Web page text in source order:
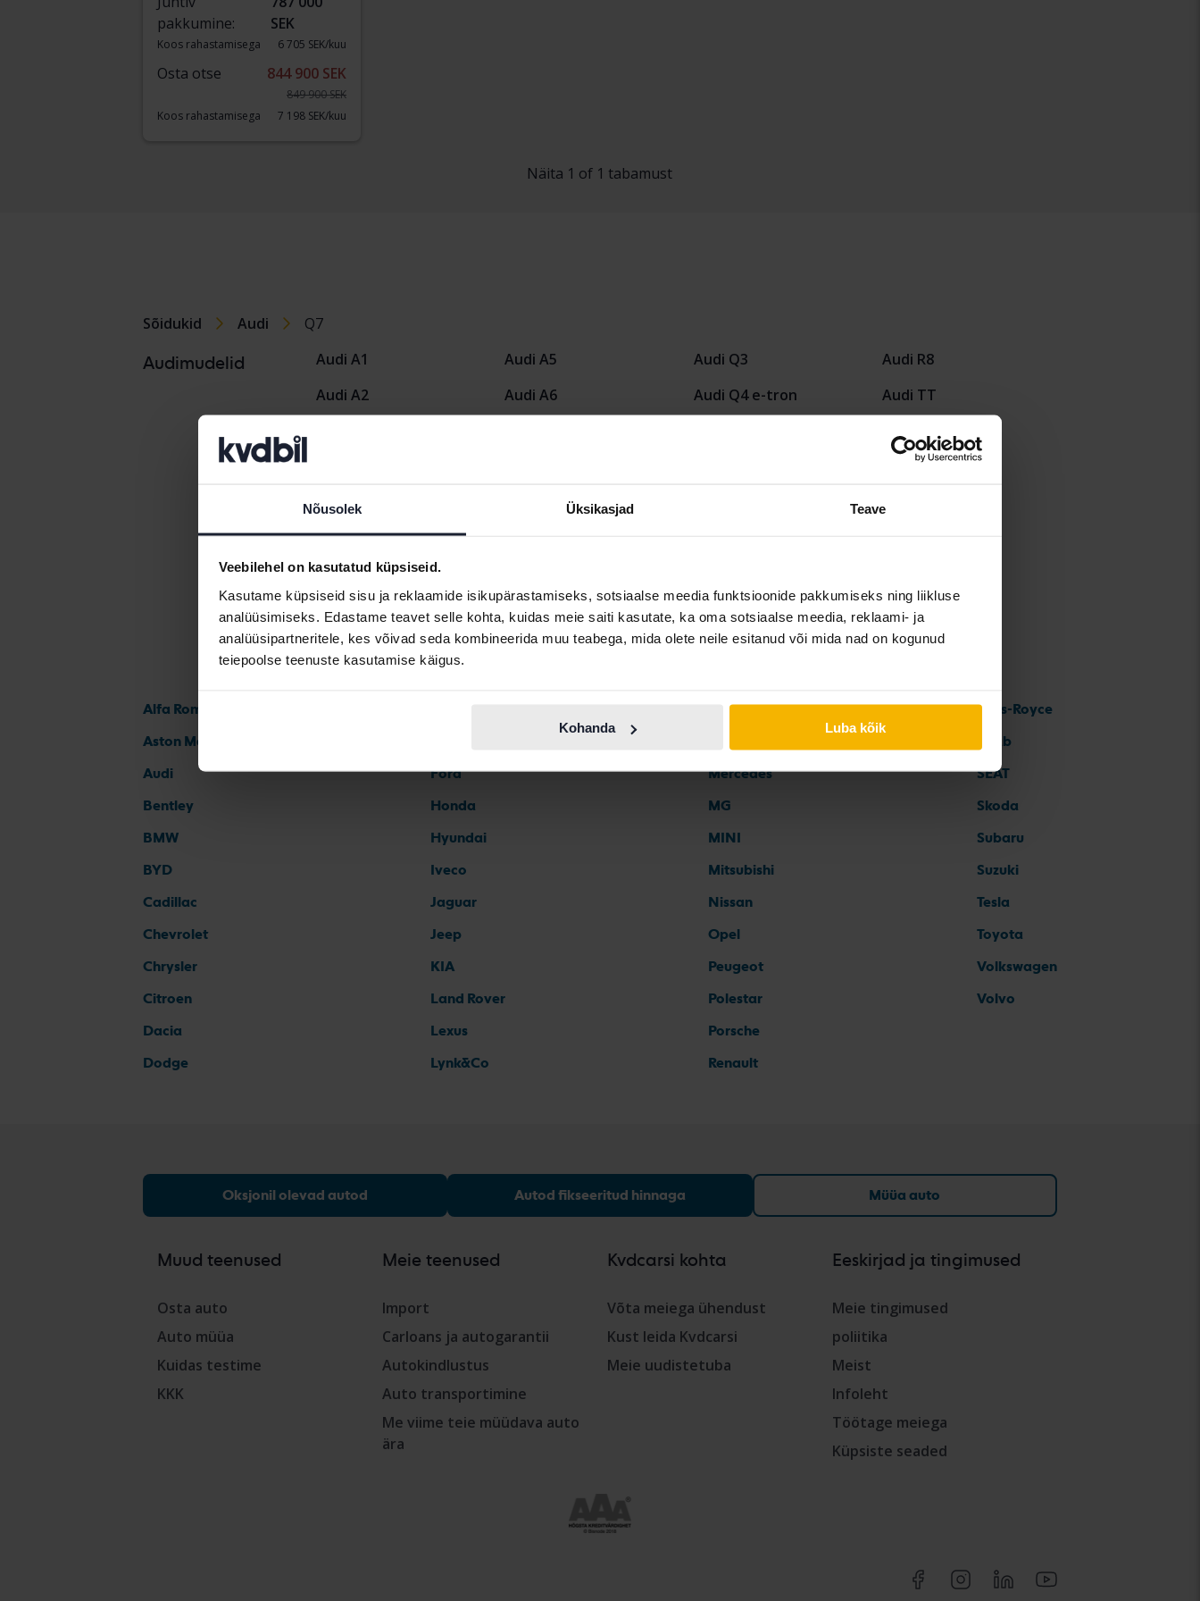
Nõusolek Üksikasjad Teave
Veebilehel on kasutatud küpsiseid.
Kasutame küpsiseid sisu ja reklaamide isikupärastamiseks, sotsiaalse meedia funktsioonide pakkumiseks ning liikluse
analüüsimiseks. Edastame teavet selle kohta, kuidas meie saiti kasutate, ka oma sotsiaalse meedia, reklaami- ja
analüüsipartneritele, kes võivad seda kombineerida muu teabega, mida olete neile esitanud või mida nad on kogunud
teiepoolse teenuste kasutamise käigus.
Kohanda Luba kõik
pakkumine:
SEK
Koos rahastamisega 6 705 SEK/kuu
Osta otse 844 900 SEK
849 900 SEK
Koos rahastamisega
7 198 SEK/kuu
Näita 1 of 1 tabamust
Sõidukid Audi Q7
Audimudelid
Audi A1
Audi A2
Audi A5
Audi A6
Audi Q3
Audi Q4 e-tron
Audi R8
Audi TT
Automargid
Alfa Romeo
Aston Martin
Audi
Bentley
BMW
BYD
Cadillac
Chevrolet
Chrysler
Citroen
Dacia
Dodge
Ford
Honda
Hyundai
Iveco
Jaguar
Jeep
KIA
Land Rover
Lexus
Lynk&Co
Maserati
Mercedes
MG
MINI
Mitsubishi
Nissan
Opel
Peugeot
Polestar
Porsche
Renault
Rolls-Royce
Saab
SEAT
Skoda
Subaru
Suzuki
Tesla
Toyota
Volkswagen
Volvo
Oksjonil olevad autod Autod fikseeritud hinnaga Müüa auto
Muud teenused
Osta auto
Auto müüa
Kuidas testime
KKK
Meie teenused
Import
Carloans ja autogarantii
Autokindlustus
Auto transportimine
Me viime teie müüdava auto
ära
Kvdcarsi kohta
Võta meiega ühendust
Kust leida Kvdcarsi
Meie uudistetuba
Eeskirjad ja tingimused
Meie tingimused
poliitika
Meist
Infoleht
Töötage meiega
Küpsiste seaded